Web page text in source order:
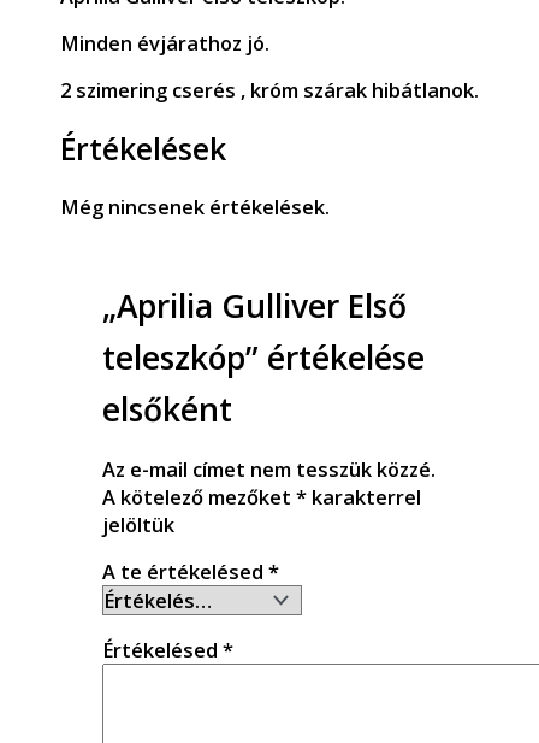
Minden évjárathoz jó.
2 szimering cserés , króm szárak hibátlanok.
Értékelések
Még nincsenek értékelések.
„Aprilia Gulliver Első
teleszkóp” értékelése
elsőként
Az e-mail címet nem tesszük közzé.
A kötelező mezőket *karakterrel
jelöltük
A te értékelésed *
Értékelésed *